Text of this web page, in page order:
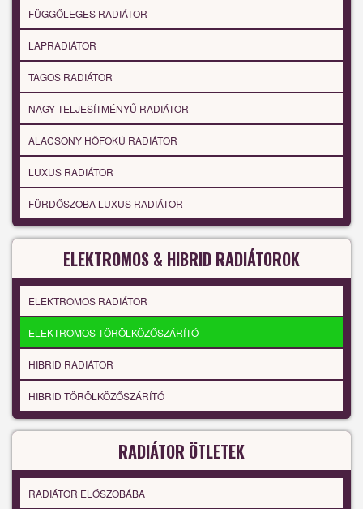
FÜGGŐLEGES RADIÁTOR
LAPRADIÁTOR
TAGOS RADIÁTOR
NAGY TELJESÍTMÉNYŰ RADIÁTOR
ALACSONY HŐFOKÚ RADIÁTOR
LUXUS RADIÁTOR
FÜRDŐSZOBA LUXUS RADIÁTOR
ELEKTROMOS & HIBRID RADIÁTOROK
ELEKTROMOS RADIÁTOR
ELEKTROMOS TÖRÖLKÖZŐSZÁRÍTÓ
HIBRID RADIÁTOR
HIBRID TÖRÖLKÖZŐSZÁRÍTÓ
RADIÁTOR ÖTLETEK
RADIÁTOR ELŐSZOBÁBA